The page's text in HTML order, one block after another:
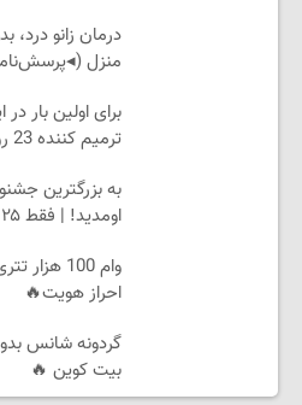
درمان زانو
منزل
ترمیم کننده 23 روزه ساخت!
به بزرگترین
اومدید! | فقط ۲۵ میلیون !
وام 100
احراز هویت🔥
بیت کوین 🔥